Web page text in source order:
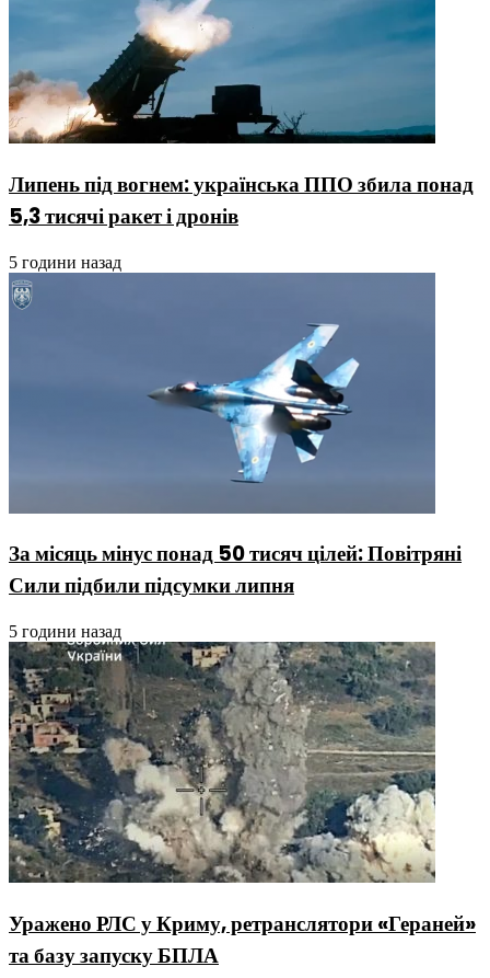
Липень під вогнем: українська ППО збила понад
5,3 тисячі ракет і дронів
5 години назад
За місяць мінус понад 50 тисяч цілей: Повітряні
Сили підбили підсумки липня
5 години назад
Уражено РЛС у Криму, ретранслятори «Гераней»
та базу запуску БПЛА